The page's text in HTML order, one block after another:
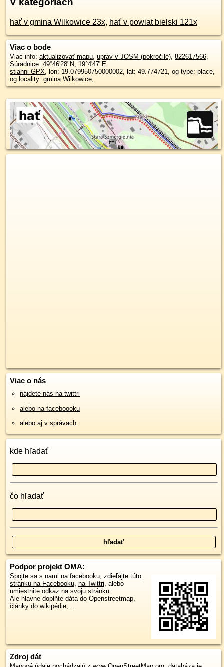
hať v gmina Wilkowice 23x, hať v powiat bielski 121x
Viac o bode
Viac info: aktualizovať mapu, uprav v JOSM (pokročilé), 822617566,
Súradnice: 49°46'28"N, 19°4'47"E
stiahni GPX, lon: 19.079950750000002, lat: 49.774721, og type: place,
og locality: gmina Wilkowice,
Viac o nás
nájdete nás na twittri
alebo na faceboooku
alebo aj v správach
kde hľadať
čo hľadať
Podpor projekt OMA:
Spojte sa s nami na facebooku, zdieľajte túto
stránku na Facebooku, na Twittri, alebo
umiestnite odkaz na svoju stránku.
Ale hlavne doplňte dáta do Openstreetmap,
články do wikipédie, ...
Zdroj dát